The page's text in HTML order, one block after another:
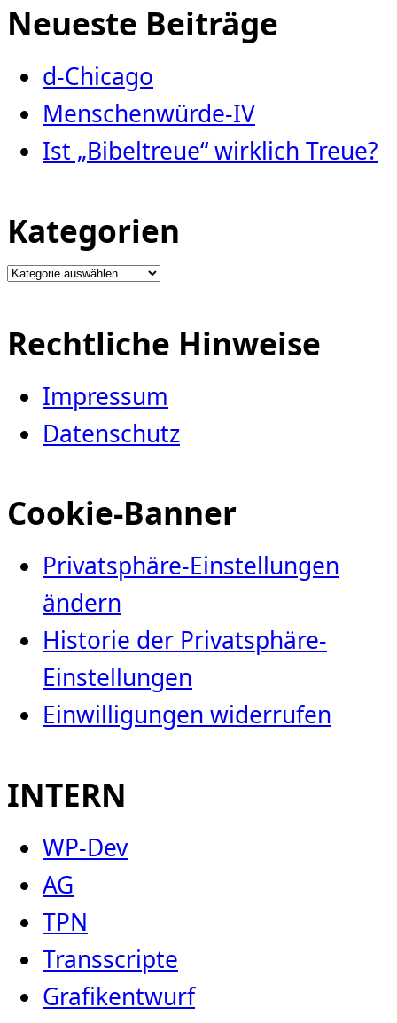
Neueste Beiträge
d-Chicago
Menschenwürde-IV
Ist „Bibeltreue“ wirklich Treue?
Kategorien
Kategorien
Rechtliche Hinweise
Impressum
Datenschutz
Cookie-Banner
Privatsphäre-Einstellungen
ändern
Historie der Privatsphäre-
Einstellungen
Einwilligungen widerrufen
INTERN
WP-Dev
AG
TPN
Transscripte
Grafikentwurf